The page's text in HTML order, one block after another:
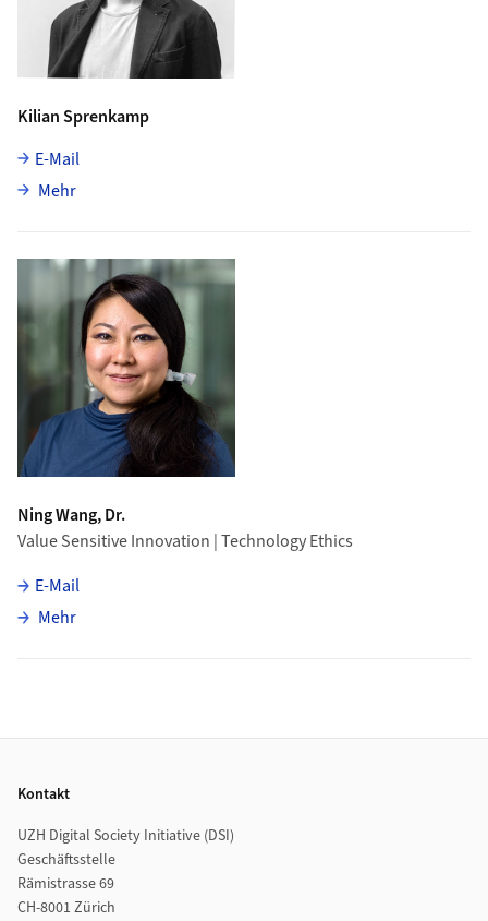
Kilian Sprenkamp
E-Mail
Mehrüber Kilian Sprenkamp
Ning Wang, Dr.
Value Sensitive Innovation | Technology Ethics
E-Mail
Mehrüber Ning Wang
Kontakt
UZH Digital Society Initiative (DSI)
Geschäftsstelle
Rämistrasse 69
CH-8001 Zürich